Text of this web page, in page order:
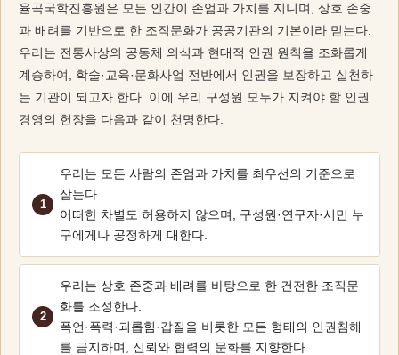
정
열
기
율곡국학진흥원은 모든 인간이 존엄과 가치를 지니며, 상호 존중
과 배려를 기반으로 한 조직문화가 공공기관의 기본이라 믿는다.
우리는 전통사상의 공동체 의식과 현대적 인권 원칙을 조화롭게
계승하여, 학술·교육·문화사업 전반에서 인권을 보장하고 실천하
는 기관이 되고자 한다. 이에 우리 구성원 모두가 지켜야 할 인권
경영의 헌장을 다음과 같이 천명한다.
우리는 모든 사람의 존엄과 가치를 최우선의 기준으로
삼는다.
어떠한 차별도 허용하지 않으며, 구성원·연구자·시민 누
구에게나 공정하게 대한다.
우리는 상호 존중과 배려를 바탕으로 한 건전한 조직문
화를 조성한다.
폭언·폭력·괴롭힘·갑질을 비롯한 모든 형태의 인권침해
를 금지하며, 신뢰와 협력의 문화를 지향한다.